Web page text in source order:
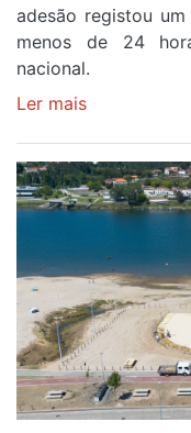
adesão registou
menos de 24
nacional.
Ler mais
gratuitos
para
observar
eclipse
solar
esgotam
em
menos
de
24